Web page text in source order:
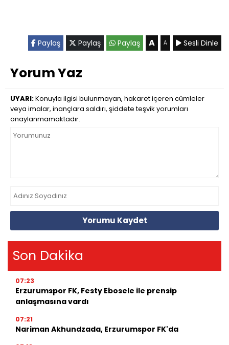
Paylaş Paylaş Paylaş A A Sesli Dinle
Yorum Yaz
UYARI:Konuyla ilgisi bulunmayan, hakaret içeren cümleler
veya imalar, inançlara saldırı, şiddete teşvik yorumları
onaylanmamaktadır.
Yorumu Kaydet
Son Dakika
07:23
Erzurumspor FK, Festy Ebosele ile prensip
anlaşmasına vardı
07:21
Nariman Akhundzada, Erzurumspor FK'da